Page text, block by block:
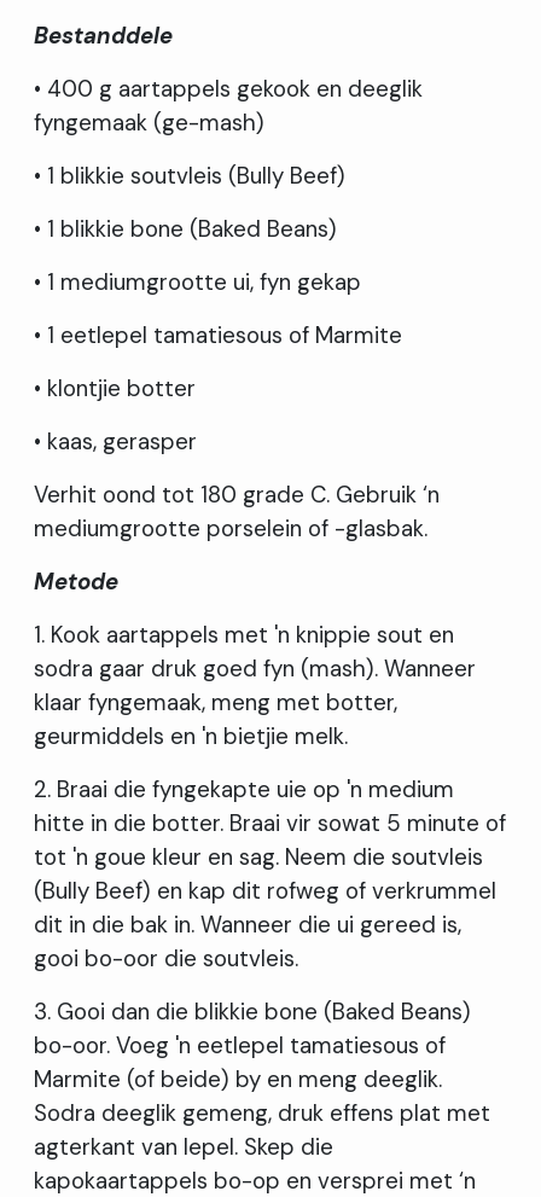
Bestanddele
• 400 g aartappels gekook en deeglik
fyngemaak (ge-mash)
• 1 blikkie soutvleis (Bully Beef)
• 1 blikkie bone (Baked Beans)
• 1 mediumgrootte ui, fyn gekap
• 1 eetlepel tamatiesous of Marmite
• klontjie botter
• kaas, gerasper
Verhit oond tot 180 grade C. Gebruik ‘n
mediumgrootte porselein of -glasbak.
Metode
1. Kook aartappels met 'n knippie sout en
sodra gaar druk goed fyn (mash). Wanneer
klaar fyngemaak, meng met botter,
geurmiddels en 'n bietjie melk.
2. Braai die fyngekapte uie op 'n medium
hitte in die botter. Braai vir sowat 5 minute of
tot 'n goue kleur en sag. Neem die soutvleis
(Bully Beef) en kap dit rofweg of verkrummel
dit in die bak in. Wanneer die ui gereed is,
gooi bo-oor die soutvleis.
3. Gooi dan die blikkie bone (Baked Beans)
bo-oor. Voeg 'n eetlepel tamatiesous of
Marmite (of beide) by en meng deeglik.
Sodra deeglik gemeng, druk effens plat met
agterkant van lepel. Skep die
kapokaartappels bo-op en versprei met ‘n